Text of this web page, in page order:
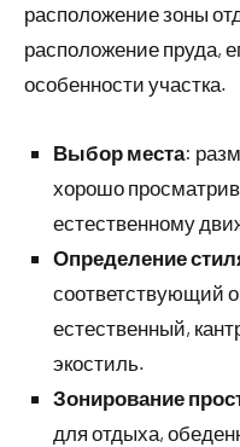
расположение зоны
расположение пруда,
особенности участка.
Выбор места:
хорошо
естественному
Определение
соответствующий
естественный,
экостиль.
Зонирование
для отдыха,